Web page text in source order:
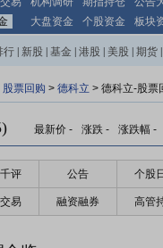
大盘资金 个股资金 板块
行 新股 基金 港股 美股 期货
股票回购 > 德科立 > 德科立-股票
最新价 - 涨跌 - 涨跌幅 -
评 公告 个股
易 融资融券 高管